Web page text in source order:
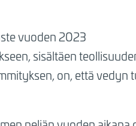
vuoden 2023
sisältäen
on, että